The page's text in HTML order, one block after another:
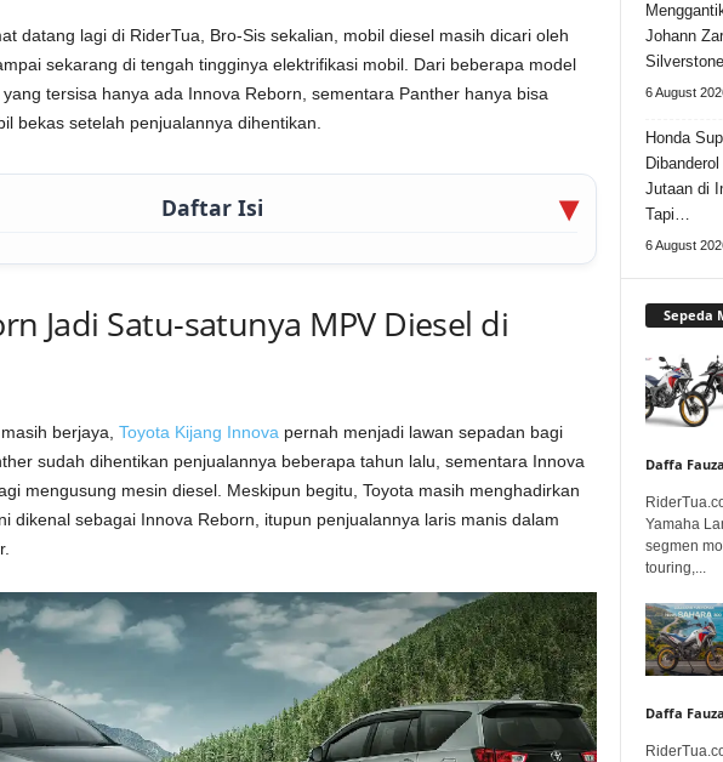
datang lagi di RiderTua, Bro-Sis sekalian, mobil diesel masih dicari oleh
sekarang di tengah tingginya elektrifikasi mobil. Dari beberapa model
tersisa hanya ada Innova Reborn, sementara Panther hanya bisa
bekas setelah penjualannya dihentikan.
Daftar Isi
Jadi Satu-satunya MPV Diesel di
berjaya, Toyota Kijang Innova pernah menjadi lawan sepadan bagi
sudah dihentikan penjualannya beberapa tahun lalu, sementara Innova
mengusung mesin diesel. Meskipun begitu, Toyota masih menghadirkan
dikenal sebagai Innova Reborn, itupun penjualannya laris manis dalam
Johann
Silverstone
6 August
Honda
Jutaan di
Tapi…
6 August
Sepeda
Daffa
Yamaha
segmen
touring,...
Daffa